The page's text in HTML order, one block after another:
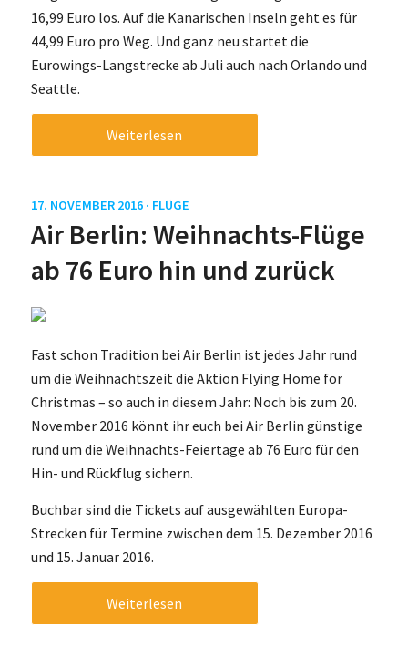
16,99 Euro los. Auf die Kanarischen Inseln geht es für
44,99 Euro pro Weg. Und ganz neu startet die
Eurowings-Langstrecke ab Juli auch nach Orlando und
Seattle.
Weiterlesen
17. NOVEMBER 2016 · FLÜGE
Air Berlin: Weihnachts-Flüge
ab 76 Euro hin und zurück
Fast schon Tradition bei Air Berlin ist jedes Jahr rund
um die Weihnachtszeit die Aktion Flying Home for
Christmas – so auch in diesem Jahr: Noch bis zum 20.
November 2016 könnt ihr euch bei Air Berlin günstige
rund um die Weihnachts-Feiertage ab 76 Euro für den
Hin- und Rückflug sichern.
Buchbar sind die Tickets auf ausgewählten Europa-
Strecken für Termine zwischen dem 15. Dezember 2016
und 15. Januar 2016.
Weiterlesen